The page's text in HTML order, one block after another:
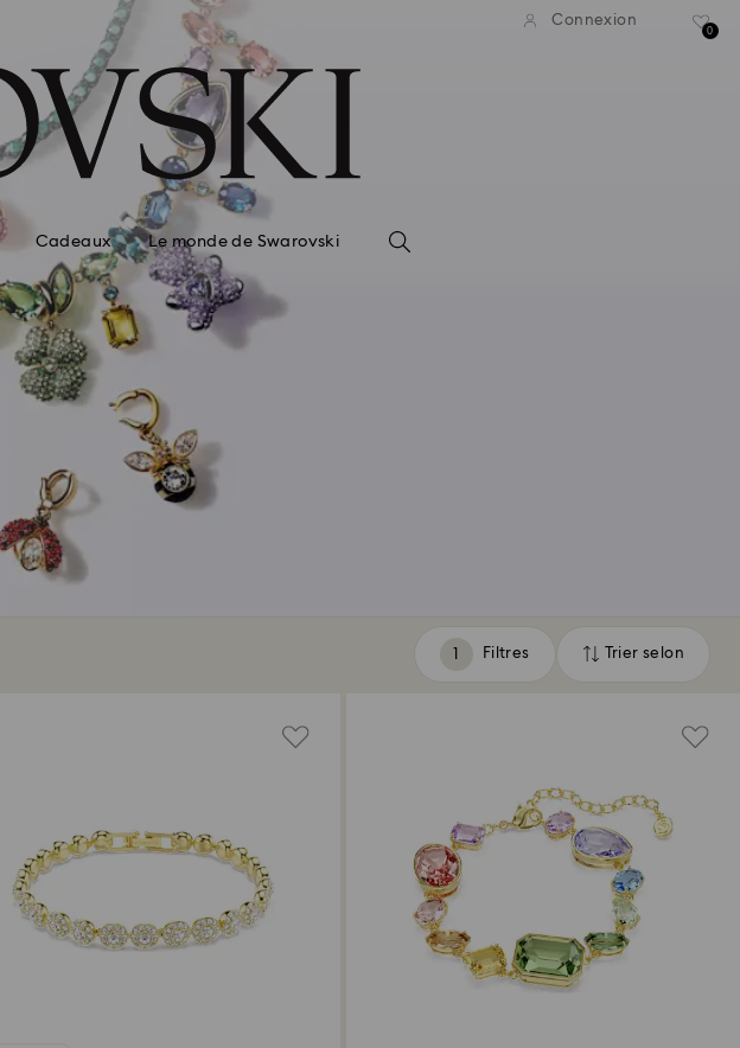
Connexion
0
Cadeaux Le monde de Swarovski
Filtres
Filtres Trier selon
Trier